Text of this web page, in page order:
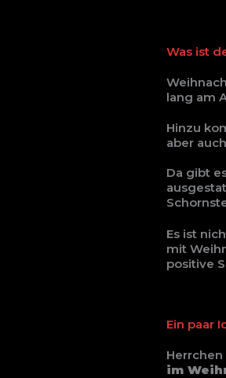
Was ist
lang am
Hinzu
aber
Da gibt
Es ist
mit
positive
Ein paar
im